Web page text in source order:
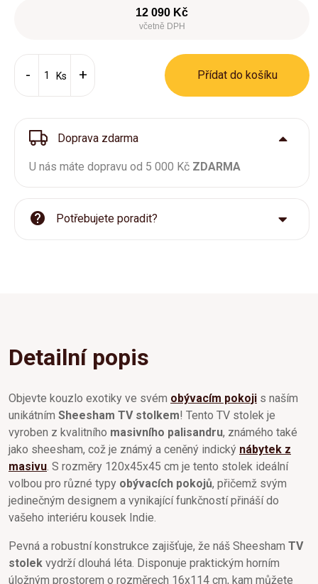
12 090 Kč
včetně DPH
Ks Přídat do košíku
Doprava zdarma
U nás máte dopravu od 5 000 Kč ZDARMA
Potřebujete poradit?
Detailní popis
Objevte kouzlo exotiky ve svém obývacím pokoji s naším
unikátním Sheesham TV stolkem! Tento TV stolek je
vyroben z kvalitního masivního palisandru, známého také
jako sheesham, což je známý a ceněný indický nábytek z
masivu . S rozměry 120x45x45 cm je tento stolek ideální
volbou pro různé typy obývacích pokojů, přičemž svým
jedinečným designem a vynikající funkčností přináší do
vašeho interiéru kousek Indie.
Pevná a robustní konstrukce zajišťuje, že náš Sheesham TV
stolek vydrží dlouhá léta. Disponuje praktickým horním
úložným prostorem o rozměrech 16x114 cm, kam můžete